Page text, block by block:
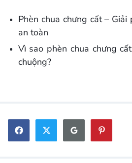
Phèn chua chưng cất –
an toàn
Vì sao phèn chua chưng
chuộng?